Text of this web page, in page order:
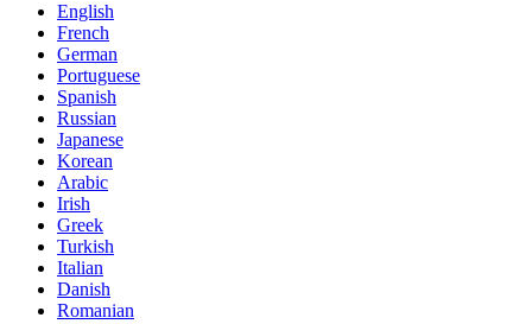
English
French
German
Portuguese
Spanish
Russian
Japanese
Korean
Arabic
Irish
Greek
Turkish
Italian
Danish
Romanian